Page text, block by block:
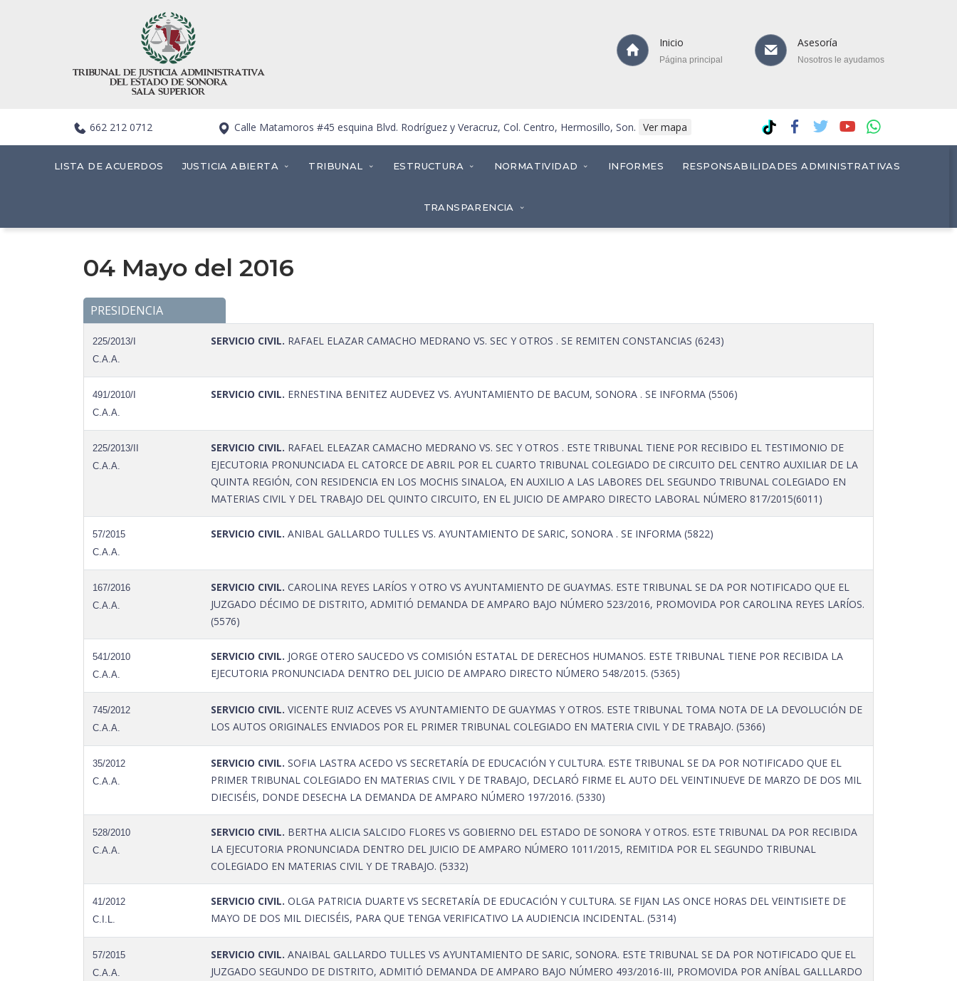
Inicio
Página principal
Asesoría
Nosotros le ayudamos
662 212 0712 Calle Matamoros #45 esquina Blvd. Rodríguez y Veracruz, Col. Centro, Hermosillo, Son. Ver mapa
LISTA DE ACUERDOS JUSTICIA ABIERTA TRIBUNAL ESTRUCTURA NORMATIVIDAD INFORMES RESPONSABILIDADES ADMINISTRATIVAS
TRANSPARENCIA
04 Mayo del 2016
PRESIDENCIA
225/2013/I
C.A.A.
SERVICIO CIVIL. RAFAEL ELAZAR CAMACHO MEDRANO VS. SEC Y OTROS . SE REMITEN CONSTANCIAS (6243)
491/2010/I
C.A.A.
SERVICIO CIVIL. ERNESTINA BENITEZ AUDEVEZ VS. AYUNTAMIENTO DE BACUM, SONORA . SE INFORMA (5506)
225/2013/II
C.A.A.
SERVICIO CIVIL. RAFAEL ELEAZAR CAMACHO MEDRANO VS. SEC Y OTROS . ESTE TRIBUNAL TIENE POR RECIBIDO EL TESTIMONIO DE
EJECUTORIA PRONUNCIADA EL CATORCE DE ABRIL POR EL CUARTO TRIBUNAL COLEGIADO DE CIRCUITO DEL CENTRO AUXILIAR DE LA
QUINTA REGIÓN, CON RESIDENCIA EN LOS MOCHIS SINALOA, EN AUXILIO A LAS LABORES DEL SEGUNDO TRIBUNAL COLEGIADO EN
MATERIAS CIVIL Y DEL TRABAJO DEL QUINTO CIRCUITO, EN EL JUICIO DE AMPARO DIRECTO LABORAL NÚMERO 817/2015(6011)
57/2015
C.A.A.
SERVICIO CIVIL. ANIBAL GALLARDO TULLES VS. AYUNTAMIENTO DE SARIC, SONORA . SE INFORMA (5822)
167/2016
C.A.A.
SERVICIO CIVIL. CAROLINA REYES LARÍOS Y OTRO VS AYUNTAMIENTO DE GUAYMAS. ESTE TRIBUNAL SE DA POR NOTIFICADO QUE EL
JUZGADO DÉCIMO DE DISTRITO, ADMITIÓ DEMANDA DE AMPARO BAJO NÚMERO 523/2016, PROMOVIDA POR CAROLINA REYES LARÍOS.
(5576)
541/2010
C.A.A.
SERVICIO CIVIL. JORGE OTERO SAUCEDO VS COMISIÓN ESTATAL DE DERECHOS HUMANOS. ESTE TRIBUNAL TIENE POR RECIBIDA LA
EJECUTORIA PRONUNCIADA DENTRO DEL JUICIO DE AMPARO DIRECTO NÚMERO 548/2015. (5365)
745/2012
C.A.A.
SERVICIO CIVIL. VICENTE RUIZ ACEVES VS AYUNTAMIENTO DE GUAYMAS Y OTROS. ESTE TRIBUNAL TOMA NOTA DE LA DEVOLUCIÓN DE
LOS AUTOS ORIGINALES ENVIADOS POR EL PRIMER TRIBUNAL COLEGIADO EN MATERIA CIVIL Y DE TRABAJO. (5366)
35/2012
C.A.A.
SERVICIO CIVIL. SOFIA LASTRA ACEDO VS SECRETARÍA DE EDUCACIÓN Y CULTURA. ESTE TRIBUNAL SE DA POR NOTIFICADO QUE EL
PRIMER TRIBUNAL COLEGIADO EN MATERIAS CIVIL Y DE TRABAJO, DECLARÓ FIRME EL AUTO DEL VEINTINUEVE DE MARZO DE DOS MIL
DIECISÉIS, DONDE DESECHA LA DEMANDA DE AMPARO NÚMERO 197/2016. (5330)
528/2010
C.A.A.
SERVICIO CIVIL. BERTHA ALICIA SALCIDO FLORES VS GOBIERNO DEL ESTADO DE SONORA Y OTROS. ESTE TRIBUNAL DA POR RECIBIDA
LA EJECUTORIA PRONUNCIADA DENTRO DEL JUICIO DE AMPARO NÚMERO 1011/2015, REMITIDA POR EL SEGUNDO TRIBUNAL
COLEGIADO EN MATERIAS CIVIL Y DE TRABAJO. (5332)
41/2012
C.I.L.
SERVICIO CIVIL. OLGA PATRICIA DUARTE VS SECRETARÍA DE EDUCACIÓN Y CULTURA. SE FIJAN LAS ONCE HORAS DEL VEINTISIETE DE
MAYO DE DOS MIL DIECISÉIS, PARA QUE TENGA VERIFICATIVO LA AUDIENCIA INCIDENTAL. (5314)
57/2015
C.A.A.
SERVICIO CIVIL. ANAIBAL GALLARDO TULLES VS AYUNTAMIENTO DE SARIC, SONORA. ESTE TRIBUNAL SE DA POR NOTIFICADO QUE EL
JUZGADO SEGUNDO DE DISTRITO, ADMITIÓ DEMANDA DE AMPARO BAJO NÚMERO 493/2016-III, PROMOVIDA POR ANÍBAL GALLLARDO